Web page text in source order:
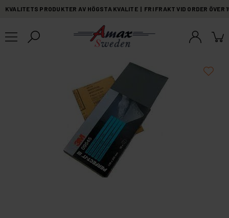
KVALITETS PRODUKTER AV HÖGSTA KVALITE | FRI FRAKT VID ORDER